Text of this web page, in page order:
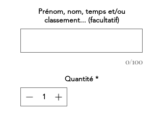
Prénom, nom, temps et/ou
classement... (facultatif)
0/100
Quantité *